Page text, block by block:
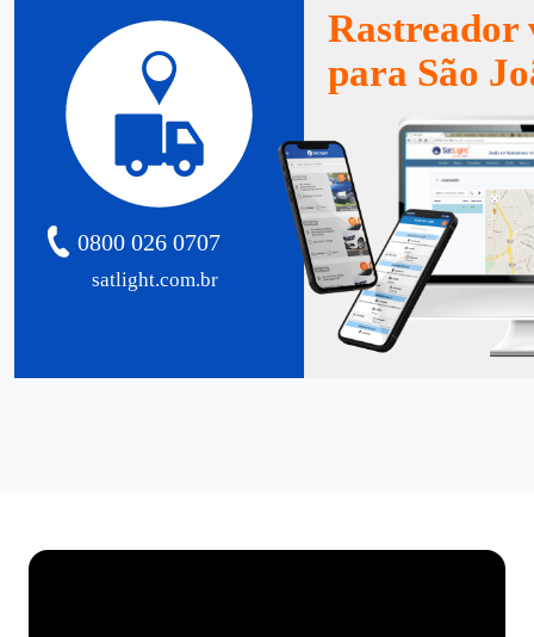
satlight.com.br
0800 026 0707
Rastreador
para São